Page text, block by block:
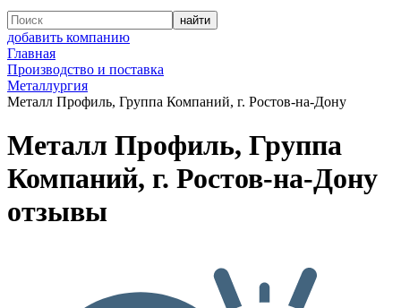
добавить компанию
Главная
Производство и поставка
Металлургия
Металл Профиль, Группа Компаний, г. Ростов-на-Дону
Металл Профиль, Группа
Компаний, г. Ростов-на-Дону
отзывы